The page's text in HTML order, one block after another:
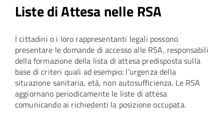
Liste di Attesa nelle RSA
I cittadini o i loro rappresentanti legali possono
presentare le domande di accesso alle RSA, responsabili
della formazione della lista di attesa predisposta sulla
base di criteri quali ad esempio: l’urgenza della
situazione sanitaria, età, non autosufficienza. Le RSA
aggiornano periodicamente le liste di attesa
comunicando ai richiedenti la posizione occupata.